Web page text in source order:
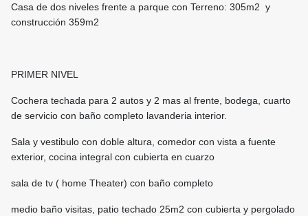
Casa de dos niveles frente a parque con Terreno: 305m2 y
construcción 359m2
PRIMER NIVEL
Cochera techada para 2 autos y 2 mas al frente, bodega, cuarto
de servicio con baño completo lavanderia interior.
Sala y vestibulo con doble altura, comedor con vista a fuente
exterior, cocina integral con cubierta en cuarzo
sala de tv ( home Theater) con baño completo
medio baño visitas, patio techado 25m2 con cubierta y pergolado